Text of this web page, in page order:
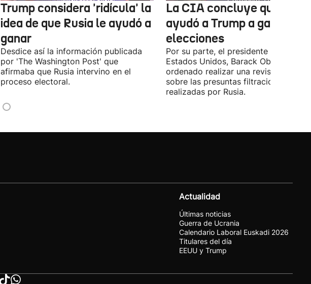
Trump considera 'ridícula' la
idea de que Rusia le ayudó a
ganar
Desdice así la información publicada
por 'The Washington Post' que
afirmaba que Rusia intervino en el
proceso electoral.
La CIA concluye que
ayudó a Trump a ganar las
elecciones
Por su parte, el presidente saliente
Estados Unidos, Barack Obama, ha
ordenado realizar una revisión
sobre las presuntas filtraciones
realizadas por Rusia.
Actualidad
Últimas noticias
Guerra de Ucrania
Calendario Laboral Euskadi 2026
Titulares del día
EEUU y Trump